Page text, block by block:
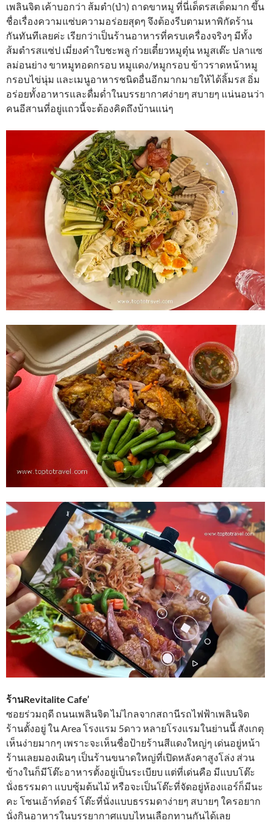
เพลินจิต เค้าบอกว่า ส้มตำ(ป่า) ถาดขาหมู ที่นี่เด็ดรสเด็ดมาก ขึ้น
ชื่อเรื่องความแซ่บความอร่อยสุดๆ จึงต้องรีบตามหาพิกัดร้าน
กันทันทีเลยค่ะ เรียกว่าเป็นร้านอาหารที่ครบเครื่องจริงๆ มีทั้ง
ส้มตำรสแซ่ป เมี่ยงคำใบชะพลู ก๋วยเตี๋ยวหมูตุ๋น หมูสเต๊ะ ปลาแซ
ลม่อนย่าง ขาหมูทอดกรอบ หมูแดง/หมูกรอบ ข้าวราดหน้าหมู
กรอบไข่นุ่ม และเมนูอาหารชนิดอื่นอีกมากมายให้ได้ลิ้มรส อิ่ม
อร่อยทั้งอาหารและดื่มด่ำในบรรยากาศง่ายๆ สบายๆ แน่นอนว่า
คนอีสานที่อยู่แถวนี้จะต้องคิดถึงบ้านแน่ๆ
ร้านRevitalite Cafe’
ซอยร่วมฤดี ถนนเพลินจิต ไม่ไกลจากสถานีรถไฟฟ้าเพลินจิต
ร้านตั้งอยู่ ใน Area โรงแรม 5ดาว หลายโรงแรมในย่านนี้ สังเกตุ
เห็นง่ายมากๆ เพราะจะเห็นชื่อป้ายร้านสีแดงใหญ่ๆ เด่นอยู่หน้า
ร้านเลยมองเผินๆ เป็นร้านขนาดใหญ่ที่เปิดหลังคาสูงโล่ง ส่วน
ข้างในก็มีโต๊ะอาหารตั้งอยู่เป็นระเบียบ แต่ที่เด่นคือ มีแบบโต๊ะ
นั่งธรรมดา แบบซุ้มต้นไม้ หรือจะเป็นโต๊ะที่จัดอยู่ห้องแอร์ก็มีนะ
คะ โซนเอ้าท์ดอร์ โต๊ะที่นั่งแบบธรรมดาง่ายๆ สบายๆ ใครอยาก
นั่งกินอาหารในบรรยากาศแบบไหนเลือกทานกันได้เลย